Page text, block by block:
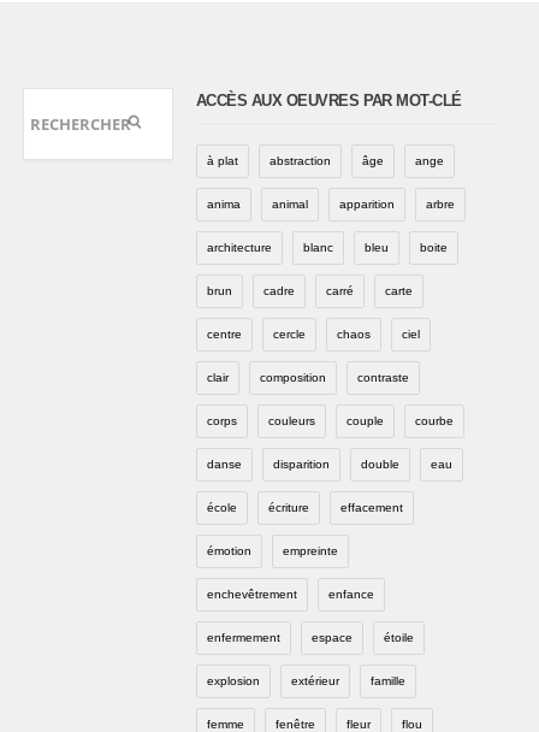
ACCÈS AUX OEUVRES PAR MOT-CLÉ
à plat abstraction âge ange
anima animal apparition arbre
architecture blanc bleu boite
brun cadre carré carte
centre cercle chaos ciel
clair composition contraste
corps couleurs couple courbe
danse disparition double eau
école écriture effacement
émotion empreinte
enchevêtrement enfance
enfermement espace étoile
explosion extérieur famille
femme fenêtre fleur flou